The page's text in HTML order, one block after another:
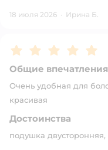
18 июля 2026 · Ирина Б.
Рейтинг:5
Общие впечатления
Очень удобная для
красивая
Достоинства
подушка